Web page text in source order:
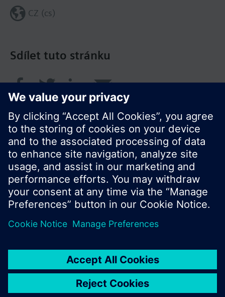
Sdílet tuto stránku
CZ (cs)
© Siemens Switzerland Ltd. 2017
Portfolio výrobků a ceny se mohou pro každou
Podmínky užití